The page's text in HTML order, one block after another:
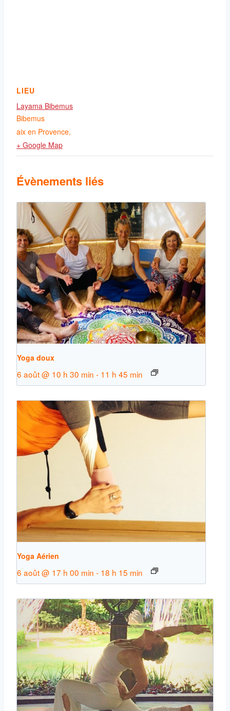
LIEU
Layama Bibemus
Bibemus
aix en Provence,
+ Google Map
Évènements liés
Yoga doux
6 août @ 10 h 30 min - 11 h 45 min
Yoga Aérien
6 août @ 17 h 00 min - 18 h 15 min